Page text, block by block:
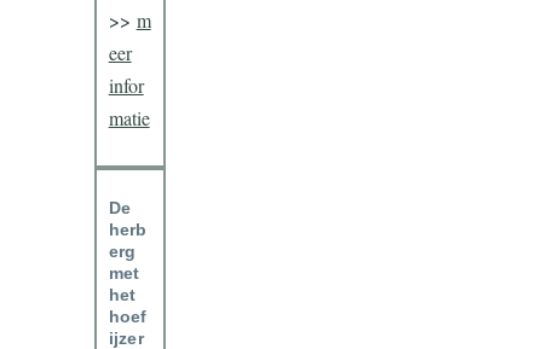
>> m
eer
infor
matie
De
herb
erg
met
het
hoef
ijzer